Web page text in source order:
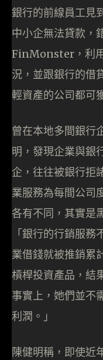
銀行的前線員工見
中小企無法貸款，
FinMonster，利
況，並跟銀行的借
輕資產的公司都可
曾在本地多間銀行
明，發現企業與銀
企，往往被銀行拒
業服務為每間公司
各有不同，其實是
「銀行的行銷服
業借錢就被推銷
槓桿投資產品，結
事實上，她們並不
利潤。」
陳健明稱，即使近